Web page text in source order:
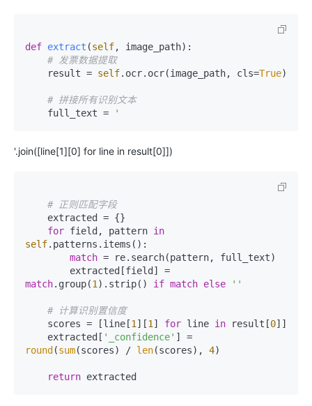
def extract (self, image_path):
# 发票数据提取
    result =
self.ocr.ocr(image_path, cls=True)
# 拼接所有识别文本
    full_text =
'.join([line[1][0] for line in result[0]])
# 正则匹配字段
for field, pattern in
self.patterns.items():
match = re.search(pattern, full_text)
match.group(1 ).strip() if match else ''
# 计算识别置信度
    scores = [line[
1 ][1 ] for line in result[0]]
    extracted[
'_confidence'
round (sum(scores) / len(scores), 4)
return